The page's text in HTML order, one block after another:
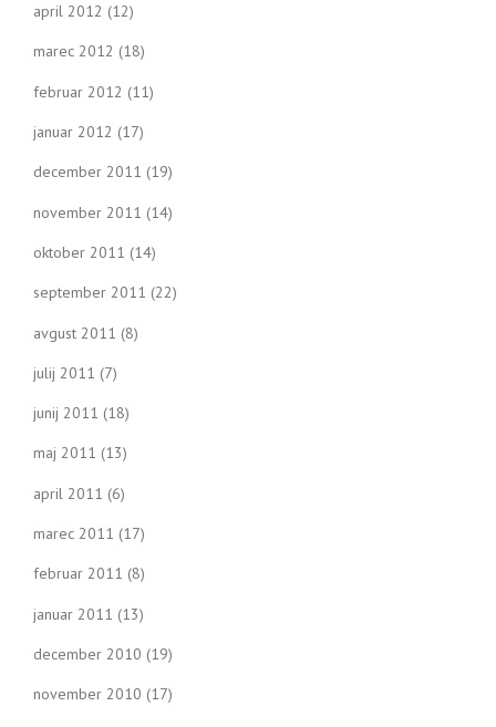
april 2012 (12)
marec 2012 (18)
februar 2012 (11)
januar 2012 (17)
december 2011 (19)
november 2011 (14)
oktober 2011 (14)
september 2011 (22)
avgust 2011 (8)
julij 2011 (7)
junij 2011 (18)
maj 2011 (13)
april 2011 (6)
marec 2011 (17)
februar 2011 (8)
januar 2011 (13)
december 2010 (19)
november 2010 (17)